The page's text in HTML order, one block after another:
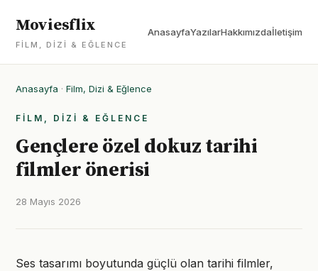
Moviesflix
FILM, DIZI & EĞLENCE
AnasayfaYazılarHakkımızdaİletişim
Anasayfa · Film, Dizi & Eğlence
FILM, DIZI & EĞLENCE
Gençlere özel dokuz tarihi
filmler önerisi
28 Mayıs 2026
Ses tasarımı boyutunda güçlü olan tarihi filmler,